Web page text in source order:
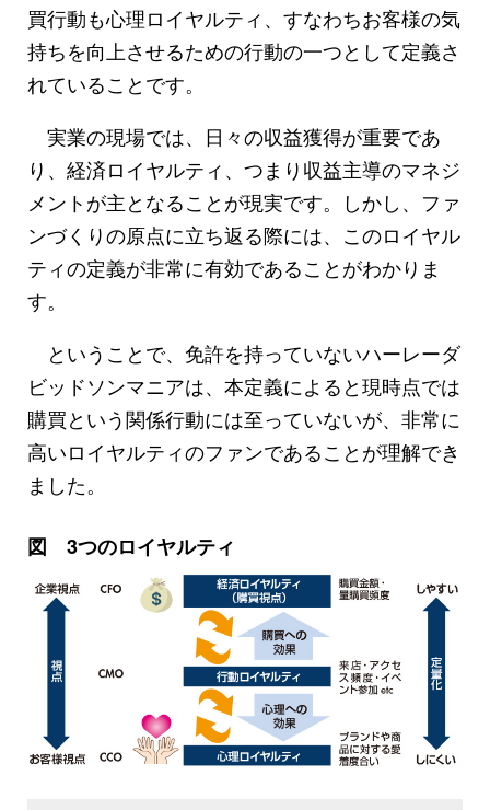
買行動も心理ロイヤルティ、すなわちお客様の気
持ちを向上させるための行動の一つとして定義さ
れていることです。
実業の現場では、日々の収益獲得が重要であ
り、経済ロイヤルティ、つまり収益主導のマネジ
メントが主となることが現実です。しかし、ファ
ンづくりの原点に立ち返る際には、このロイヤル
ティの定義が非常に有効であることがわかりま
す。
ということで、免許を持っていないハーレーダ
ビッドソンマニアは、本定義によると現時点では
購買という関係行動には至っていないが、非常に
高いロイヤルティのファンであることが理解でき
ました。
図 3つのロイヤルティ